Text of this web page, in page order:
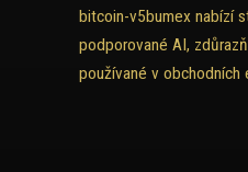
bitcoin-v5bumex nabízí
podporované AI,
používané v obchodních